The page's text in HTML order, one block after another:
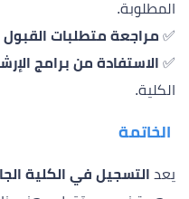
المطلوبة.
✅ مراجعة متطلبات القبول
✅ الاستفادة من برامج
الكلية.
الخاتمة
يعد التسجيل في الكلية